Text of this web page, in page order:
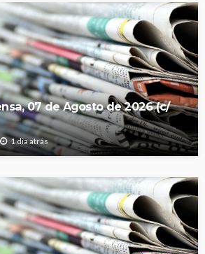
07 de Agosto de 2026 (c/
1 dia atrás